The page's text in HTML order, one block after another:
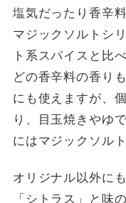
塩気だったり香辛
マジックソルトシ
ト系スパイスと比
どの香辛料の香り
にも使えますが、
り、目玉焼きやゆ
にはマジックソル
オリジナル以外に
「シトラス」と味